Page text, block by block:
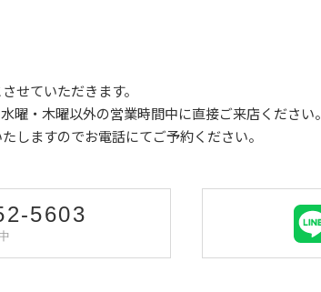
せていただきます。
曜・木曜以外の営業時間中に直接ご来店ください。
しますのでお電話にてご予約ください。
5603